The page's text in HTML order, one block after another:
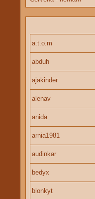
a.t.o.m
abduh
ajakinder
alenav
anida
arnia1981
audinkar
bedyx
blonkyt